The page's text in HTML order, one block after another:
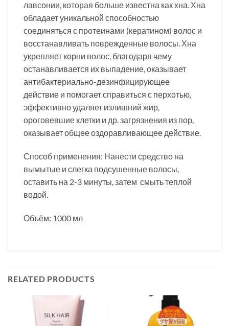
лавсонии, которая больше известна как хна. Хна
обладает уникальной способностью
соединяться с протеинами (кератином) волос и
восстанавливать поврежденные волосы. Хна
укрепляет корни волос, благодаря чему
останавливается их выпадение, оказывает
антибактериально-дезинфицирующее
действие и помогает справиться с перхотью,
эффективно удаляет излишний жир,
ороговевшие клетки и др. загрязнения из пор,
оказывает общее оздоравливающее действие.
Способ применения: Нанести средство на
вымытые и слегка подсушенные волосы,
оставить на 2-3 минуты, затем смыть теплой
водой.
Объём: 1000 мл
RELATED PRODUCTS